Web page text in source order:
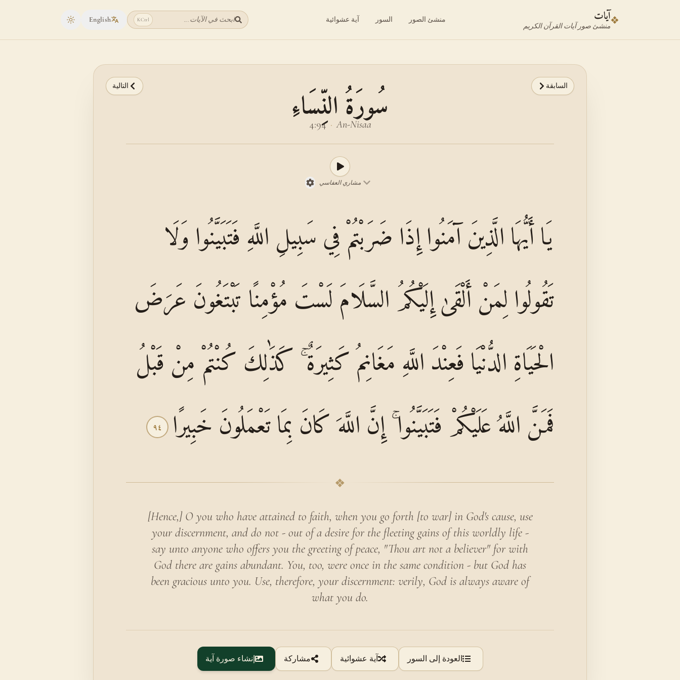
❖آيات
منشئ صور آيات القرآن الكريم
منشئ الصور السور آية عشوائية ابحث في الآيات... Ctrl
K
English
Toggle theme
السابقة التالية
سُورَةُ النِّسَاءِ
An-Nisaa
·
4:94
مشاري العفاسي
يَا أَيُّهَا الَّذِينَ آمَنُوا إِذَا ضَرَبْتُمْ فِي سَبِيلِ اللَّهِ فَتَبَيَّنُوا وَلَا
تَقُولُوا لِمَنْ أَلْقَىٰ إِلَيْكُمُ السَّلَامَ لَسْتَ مُؤْمِنًا تَبْتَغُونَ عَرَضَ
الْحَيَاةِ الدُّنْيَا فَعِنْدَ اللَّهِ مَغَانِمُ كَثِيرَةٌ ۚ كَذَٰلِكَ كُنْتُمْ مِنْ قَبْلُ
فَمَنَّ اللَّهُ عَلَيْكُمْ فَتَبَيَّنُوا ۚ إِنَّ اللَّهَ كَانَ بِمَا تَعْمَلُونَ خَبِيرًا ٩٤
❖
[Hence,] O you who have attained to faith, when you go forth [to war] in God's cause, use
your discernment, and do not - out of a desire for the fleeting gains of this worldly life -
say unto anyone who offers you the greeting of peace, "Thou art not a believer" for with
God there are gains abundant. You, too, were once in the same condition - but God has
been gracious unto you. Use, therefore, your discernment: verily, God is always aware of
what you do.
العودة إلى السور آية عشوائية مشاركة إنشاء صورة آية